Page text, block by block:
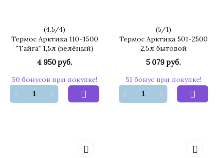
(4.5/4)
Термос Арктика 110-1500
"Тайга" 1,5л (зелёный)
4 950 руб.
50 бонусов при покупке!
(5/1)
Термос Арктика 501-2500
2,5л бытовой
5 079 руб.
51 бонус при покупке!